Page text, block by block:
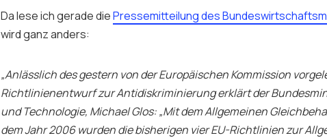
London Barrierefrei
Sign up
Da lese ich gerade diePressemitteilung des
wird ganz anders:
„Anlässlich des gestern von der Europäischen Kommission
Richtlinienentwurf zur Antidiskriminierung erklärt der
und Technologie, Michael Glos: „Mit dem Allgemeinen
dem Jahr 2006 wurden die bisherigen vier EU-Richtlinien zur